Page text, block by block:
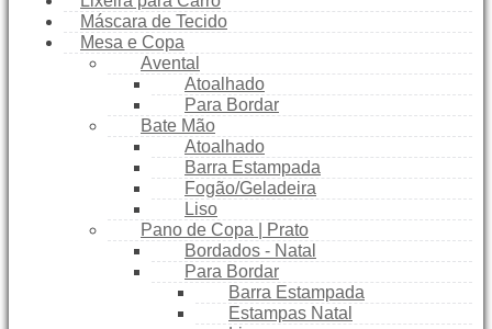
Máscara de Tecido
Mesa e Copa
Avental
Atoalhado
Para Bordar
Bate Mão
Atoalhado
Barra Estampada
Fogão/Geladeira
Liso
Pano de Copa | Prato
Bordados - Natal
Para Bordar
Barra Estampada
Estampas Natal